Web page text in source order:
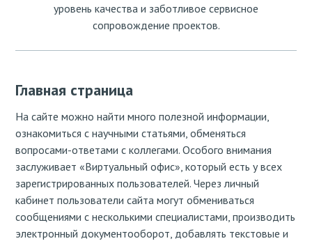
уровень качества и заботливое сервисное
сопровождение проектов.
Главная страница
На сайте можно найти много полезной информации,
ознакомиться с научными статьями, обменяться
вопросами-ответами с коллегами. Особого внимания
заслуживает «Виртуальный офис», который есть у всех
зарегистрированных пользователей. Через личный
кабинет пользователи сайта могут обмениваться
сообщениями с несколькими специалистами, производить
электронный документооборот, добавлять текстовые и